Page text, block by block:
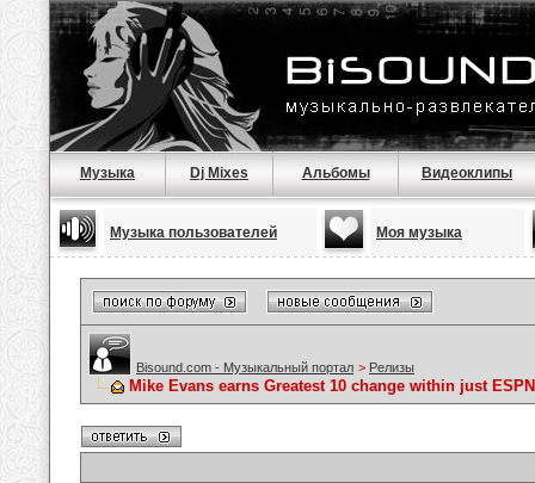
Музыка Dj Mixes Альбомы Видеоклипы
Музыка пользователей Моя музыка
Bisound.com - Музыкальный портал > Релизы
Mike Evans earns Greatest 10 change within just